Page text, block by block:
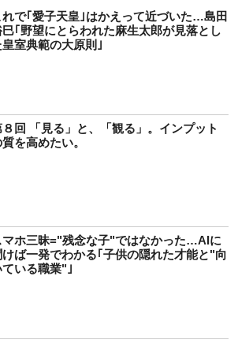
れで｢愛子天皇｣はかえって近づいた…島田
巳｢野望にとらわれた麻生太郎が見落とし
皇室典範の大原則｣
８回 「見る」と、「観る」。インプット
を高めたい。
マホ三昧="残念な子"ではなかった…AIに
けば一発でわかる｢子供の隠れた才能と"向
ている職業"｣